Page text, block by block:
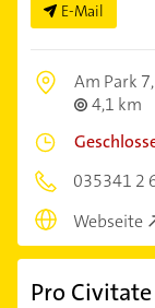
E-Mail
Am Park 7,
4,1 km
035341 2
Webseite
Pro